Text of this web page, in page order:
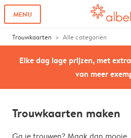
MENU
Trouwkaarten Alle categoriën
Elke dag lage prijzen, met
van meer
Trouwkaarten maken